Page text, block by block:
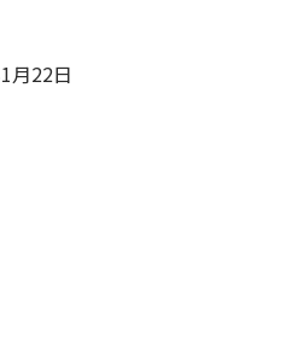
月22日